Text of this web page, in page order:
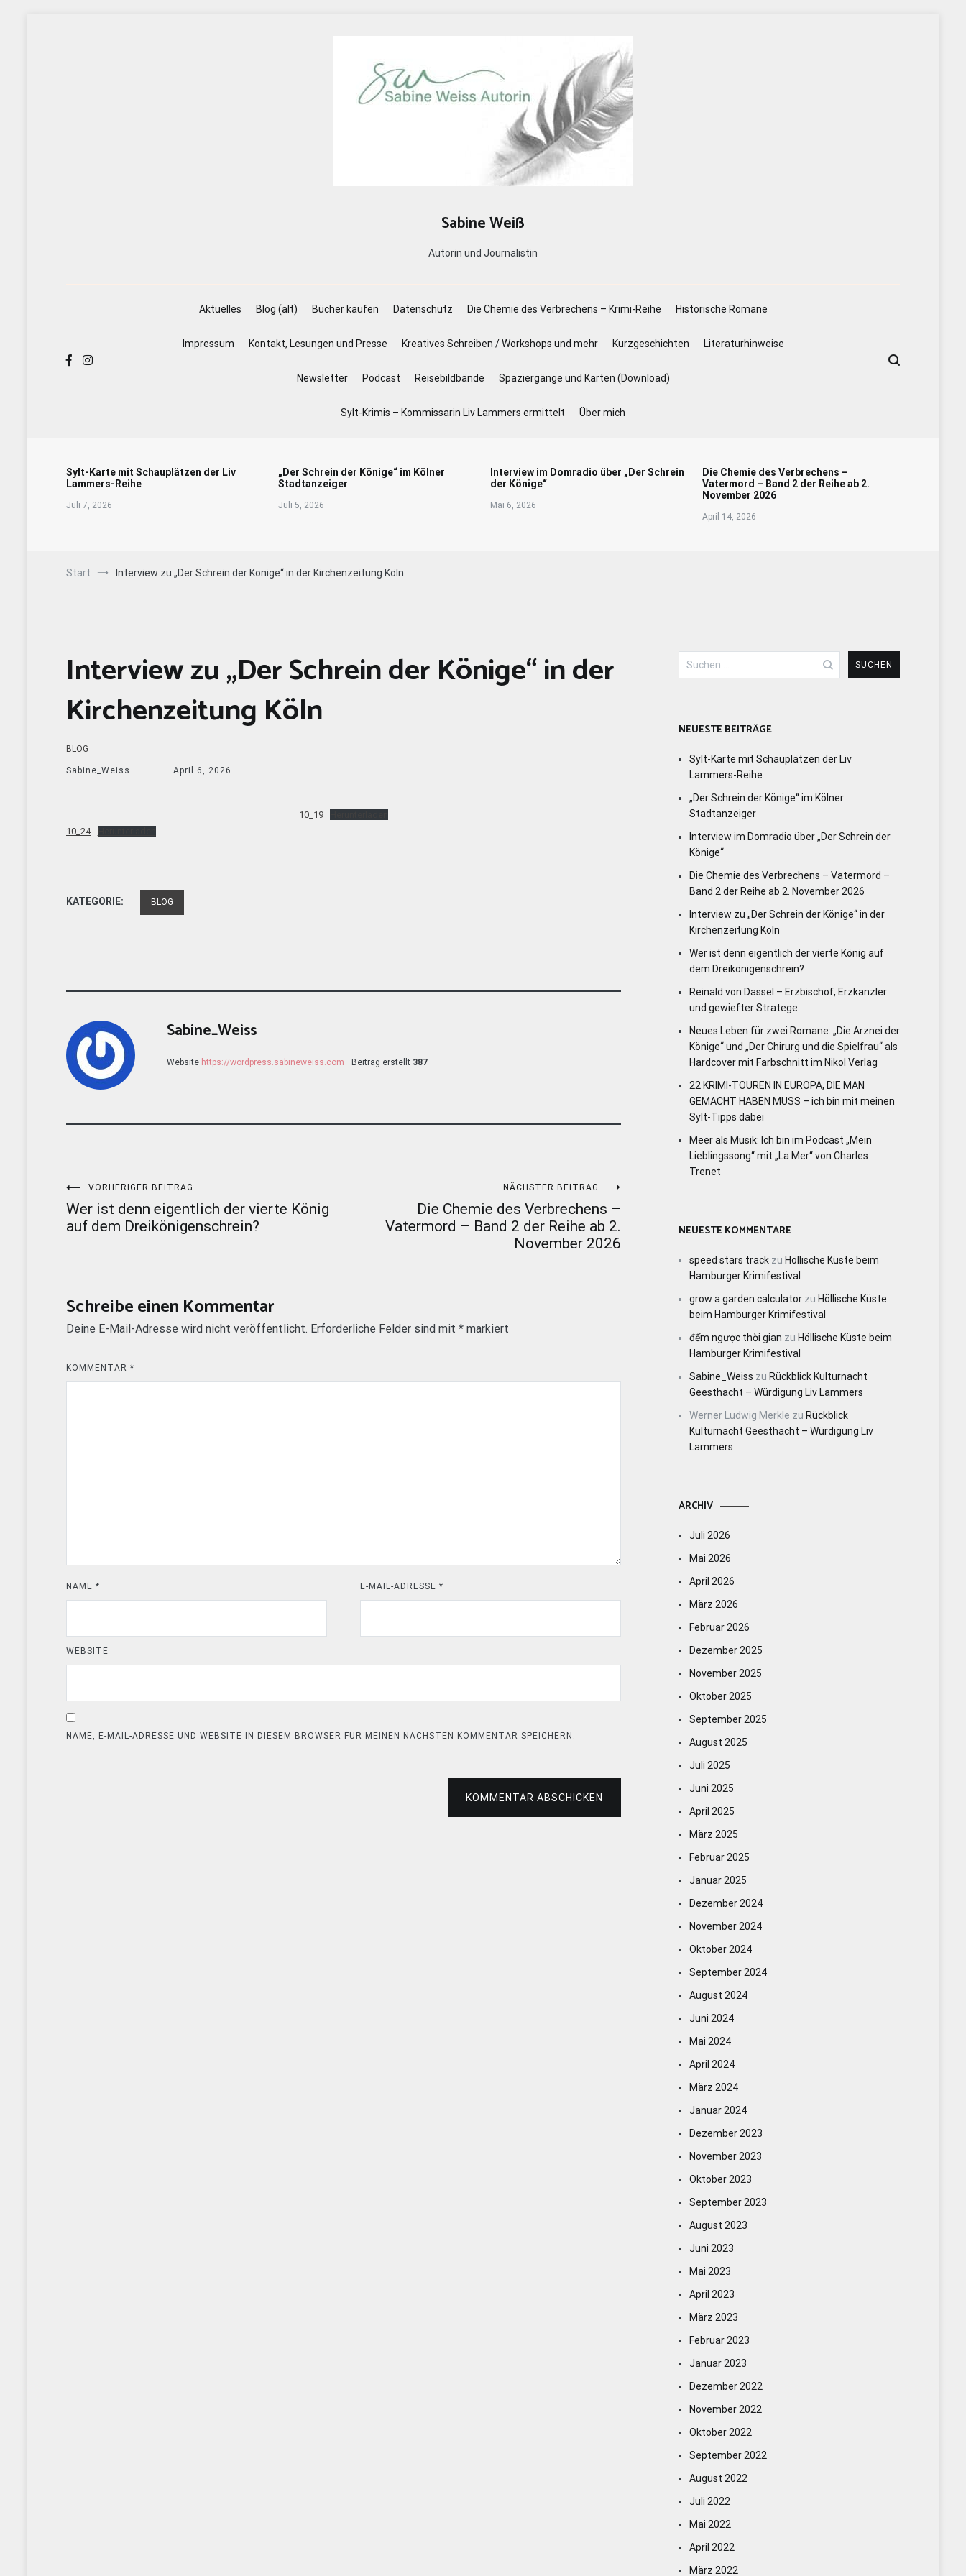
Sabine Weiß
Autorin und Journalistin
Aktuelles Blog (alt) Bücher kaufen Datenschutz Die Chemie des Verbrechens – Krimi-Reihe Historische Romane
Impressum Kontakt, Lesungen und Presse Kreatives Schreiben / Workshops und mehr Kurzgeschichten Literaturhinweise
Newsletter Podcast Reisebildbände Spaziergänge und Karten (Download)
Sylt-Krimis – Kommissarin Liv Lammers ermittelt Über mich
Sylt-Karte mit Schauplätzen der Liv
Lammers-Reihe
Juli 7, 2026
„Der Schrein der Könige“ im Kölner
Stadtanzeiger
Juli 5, 2026
Interview im Domradio über „Der Schrein
der Könige“
Mai 6, 2026
Die Chemie des Verbrechens –
Vatermord – Band 2 der Reihe ab 2.
November 2026
April 14, 2026
Start Interview zu „Der Schrein der Könige“ in der Kirchenzeitung Köln
Interview zu „Der Schrein der Könige“ in der
Kirchenzeitung Köln
BLOG
Sabine_Weiss April 6, 2026
10_19
10_24
KATEGORIE: BLOG
Sabine_Weiss
Website https://wordpress.sabineweiss.com Beitrag erstellt 387
Beitragsnavigation
VORHERIGER BEITRAG
Wer ist denn eigentlich der vierte König
auf dem Dreikönigenschrein?
NÄCHSTER BEITRAG
Die Chemie des Verbrechens –
Vatermord – Band 2 der Reihe ab 2.
November 2026
Schreibe einen Kommentar
Deine E-Mail-Adresse wird nicht veröffentlicht. Erforderliche Felder sind mit * markiert
KOMMENTAR *
NAME * E-MAIL-ADRESSE*
WEBSITE
NAME, E-MAIL-ADRESSE UND WEBSITE IN DIESEM BROWSER FÜR MEINEN NÄCHSTEN KOMMENTAR SPEICHERN.
KOMMENTAR ABSCHICKEN
Suchen
nach:
NEUESTE BEITRÄGE
Sylt-Karte mit Schauplätzen der Liv
Lammers-Reihe
„Der Schrein der Könige“ im Kölner
Stadtanzeiger
Interview im Domradio über „Der Schrein der
Könige“
Die Chemie des Verbrechens – Vatermord –
Band 2 der Reihe ab 2. November 2026
Interview zu „Der Schrein der Könige“ in der
Kirchenzeitung Köln
Wer ist denn eigentlich der vierte König auf
dem Dreikönigenschrein?
Reinald von Dassel – Erzbischof, Erzkanzler
und gewiefter Stratege
Neues Leben für zwei Romane: „Die Arznei der
Könige“ und „Der Chirurg und die Spielfrau“ als
Hardcover mit Farbschnitt im Nikol Verlag
22 KRIMI-TOUREN IN EUROPA, DIE MAN
GEMACHT HABEN MUSS – ich bin mit meinen
Sylt-Tipps dabei
Meer als Musik: Ich bin im Podcast „Mein
Lieblingssong“ mit „La Mer“ von Charles
Trenet
NEUESTE KOMMENTARE
speed stars track zu Höllische Küste beim
Hamburger Krimifestival
grow a garden calculator zu Höllische Küste
beim Hamburger Krimifestival
đếm ngược thời gian zu Höllische Küste beim
Hamburger Krimifestival
Sabine_Weiss zu Rückblick Kulturnacht
Geesthacht – Würdigung Liv Lammers
Werner Ludwig Merkle zu Rückblick
Kulturnacht Geesthacht – Würdigung Liv
Lammers
ARCHIV
Juli 2026
Mai 2026
April 2026
März 2026
Februar 2026
Dezember 2025
November 2025
Oktober 2025
September 2025
August 2025
Juli 2025
Juni 2025
April 2025
März 2025
Februar 2025
Januar 2025
Dezember 2024
November 2024
Oktober 2024
September 2024
August 2024
Juni 2024
Mai 2024
April 2024
März 2024
Januar 2024
Dezember 2023
November 2023
Oktober 2023
September 2023
August 2023
Juni 2023
Mai 2023
April 2023
März 2023
Februar 2023
Januar 2023
Dezember 2022
November 2022
Oktober 2022
September 2022
August 2022
Juli 2022
Mai 2022
April 2022
März 2022